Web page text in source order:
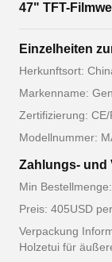
47" TFT-
Einzelheiten
Herkunftsort:
Markenname:
Zertifizierung:
Modellnummer:
Zahlungs- und
Min
Preis: 405USD
Verpackung
Holzetui für